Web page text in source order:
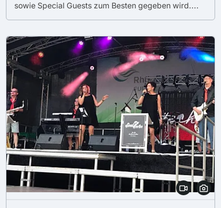
sowie Special Guests zum Besten gegeben wird....